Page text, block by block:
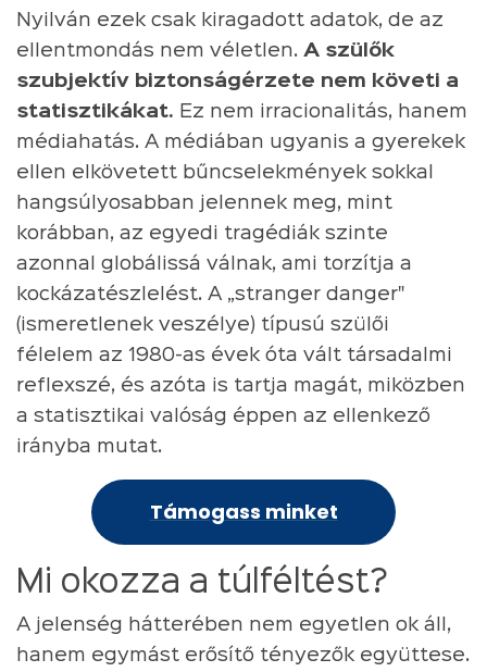
Nyilván ezek csak kiragadott adatok, de az
ellentmondás nem véletlen. A szülők
szubjektív biztonságérzete nem követi a
statisztikákat. Ez nem irracionalitás, hanem
médiahatás. A médiában ugyanis a gyerekek
ellen elkövetett bűncselekmények sokkal
hangsúlyosabban jelennek meg, mint
korábban, az egyedi tragédiák szinte
azonnal globálissá válnak, ami torzítja a
kockázatészlelést. A „stranger danger"
(ismeretlenek veszélye) típusú szülői
félelem az 1980-as évek óta vált társadalmi
reflexszé, és azóta is tartja magát, miközben
a statisztikai valóság éppen az ellenkező
irányba mutat.
Támogass minket
Mi okozza a túlféltést?
A jelenség hátterében nem egyetlen ok áll,
hanem egymást erősítő tényezők együttese.